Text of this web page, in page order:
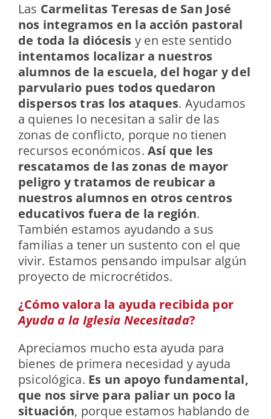
Las Carmelitas Teresas de San José
nos integramos en la acción pastoral
de toda la diócesis y en este sentido
intentamos localizar a nuestros
alumnos de la escuela, del hogar y del
parvulario pues todos quedaron
dispersos tras los ataques. Ayudamos
a quienes lo necesitan a salir de las
zonas de conflicto, porque no tienen
recursos económicos.Así que les
rescatamos de las zonas de mayor
peligro y tratamos de reubicar a
nuestros alumnos en otros centros
educativos fuera de la región.
También estamos ayudando a sus
familias a tener un sustento con el que
vivir. Estamos pensando impulsar algún
proyecto de microcrétidos.
¿Cómo valora la ayuda recibida por
Ayuda a la Iglesia Necesitada?
Apreciamos mucho esta ayuda para
bienes de primera necesidad y ayuda
psicológica. Es un apoyo fundamental,
que nos sirve para paliar un poco la
situación, porque estamos hablando de